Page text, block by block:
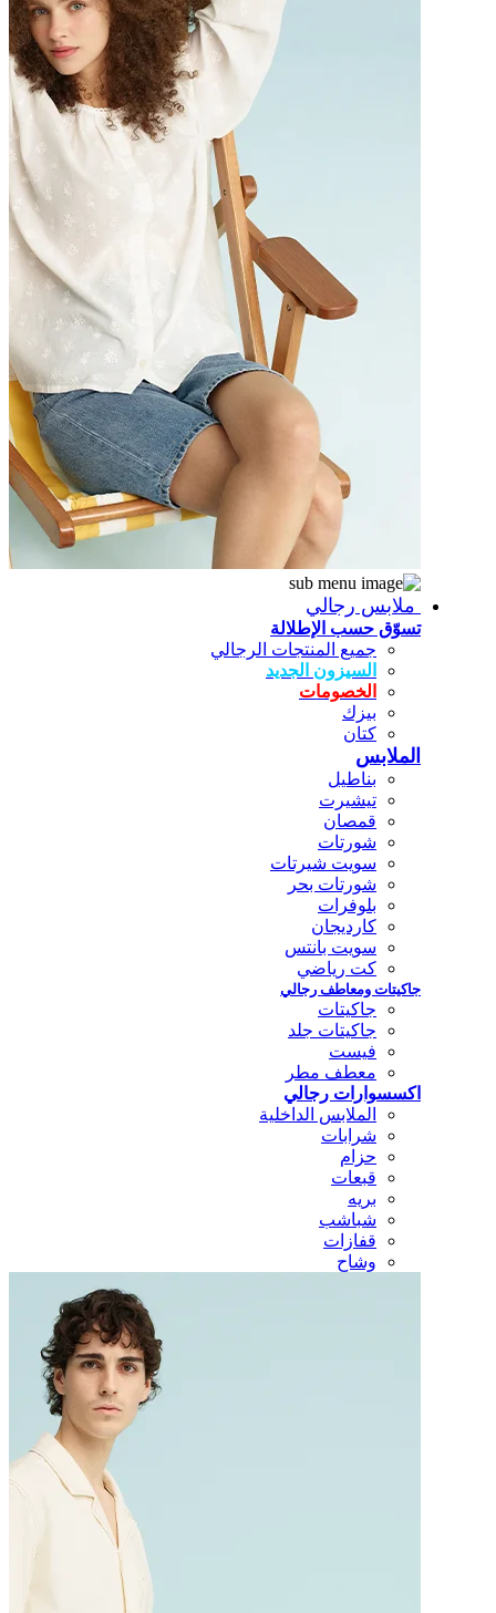
ملابس رجالي
تسوّق حسب الإطلالة
جميع المنتجات الرجالي
السيزون الجديد
الخصومات
بيزك
كتان
الملابس
بناطيل
تيشيرت
قمصان
شورتات
سويت شيرتات
شورتات بحر
بلوفرات
كارديجان
سويت بانتس
كت رياضي
جاكيتات ومعاطف رجالي
جاكيتات
جاكيتات جلد
فيست
معطف مطر
اكسسوارات رجالي
الملابس الداخلية
شرابات
حزام
قبعات
بريه
شباشب
قفازات
وشاح